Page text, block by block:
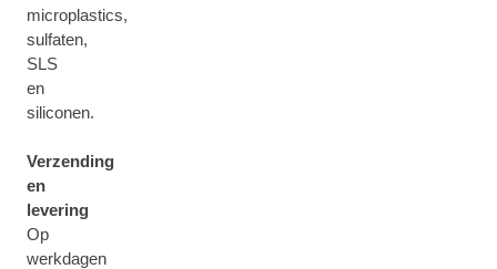
microplastics,
sulfaten,
SLS
en
siliconen.
Verzending
en
levering
Op
werkdagen